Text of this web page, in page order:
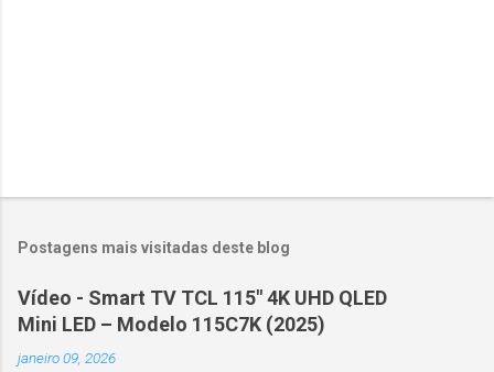
Postagens mais visitadas deste blog
Vídeo - Smart TV TCL 115" 4K UHD QLED
Mini LED – Modelo 115C7K (2025)
janeiro 09, 2026